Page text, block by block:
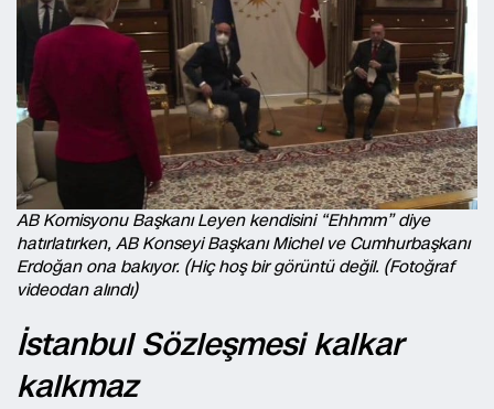
AB Komisyonu Başkanı Leyen kendisini “Ehhmm” diye
hatırlatırken, AB Konseyi Başkanı Michel ve Cumhurbaşkanı
Erdoğan ona bakıyor. (Hiç hoş bir görüntü değil. (Fotoğraf
videodan alındı)
İstanbul Sözleşmesi kalkar
kalkmaz